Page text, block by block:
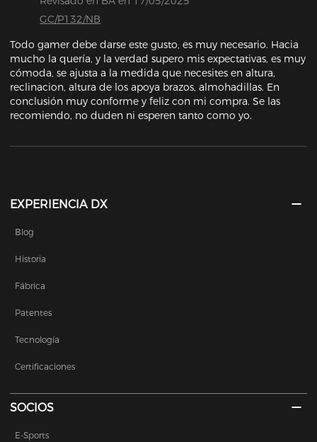
GC/P132/NB
Todo gamer debe darse este gusto, es muy necesario. Hacia
mucho la quería, y la verdad supero mis expectativas, es muy
cómoda, se ajusta a la medida que necesites en altura,
reclinacion, altura de los apoya brazos, almohadillas. En
conclusión muy conforme y feliz con mi compra. Se las
recomiendo, no duden ni esperen tanto como yo.
EXPERIENCIA DX
Blog
Historia
Fábrica
Patentes
Tecnología
Certificaciones
SOCIOS
E-Sports